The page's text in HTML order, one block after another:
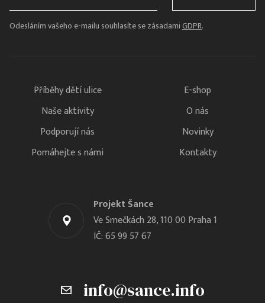
Odesláním vašeho e-mailu souhlasíte se zásadamiGDPR.
Příběhy dětí ulice
Naše aktivity
Podporují nás
Pomáhejte s námi
E-shop
O nás
Novinky
Kontakty
Projekt Šance
Ve Smečkách 28, 110 00 Praha 1
IČ: 65 99 57 67
info@sance.info